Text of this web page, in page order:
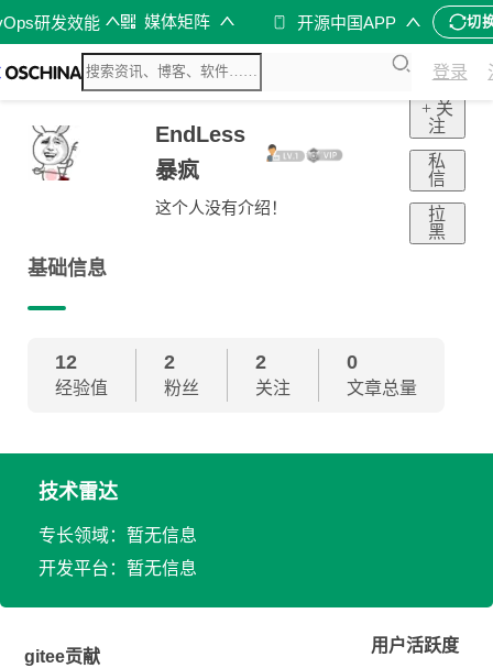
研发效能 媒体矩阵 开源中国APP 切
登录
EndLess
暴疯
这个人没有介绍！
+ 关
注
私
信
拉
黑
基础信息
12
经验值
2
粉丝
2
关注
0
文章总量
技术雷达
专长领域：暂无信息
开发平台：暂无信息
gitee贡献
用户活跃度